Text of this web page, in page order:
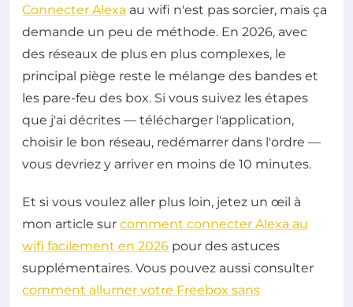
Connecter Alexa au wifi n'est pas sorcier, mais ça
demande un peu de méthode. En 2026, avec
des réseaux de plus en plus complexes, le
principal piège reste le mélange des bandes et
les pare-feu des box. Si vous suivez les étapes
que j'ai décrites — télécharger l'application,
choisir le bon réseau, redémarrer dans l'ordre —
vous devriez y arriver en moins de 10 minutes.
Et si vous voulez aller plus loin, jetez un œil à
mon article sur comment connecter Alexa au
wifi facilement en 2026 pour des astuces
supplémentaires. Vous pouvez aussi consulter
comment allumer votre Freebox sans